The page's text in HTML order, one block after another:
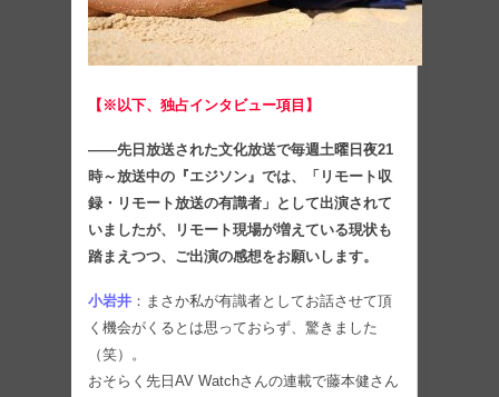
【※以下、独占インタビュー項目】
――先日放送された文化放送で毎週土曜日夜21
時～放送中の『エジソン』では、「リモート収
録・リモート放送の有識者」として出演されて
いましたが、リモート現場が増えている現状も
踏まえつつ、ご出演の感想をお願いします。
小岩井 ：まさか私が有識者としてお話させて頂
く機会がくるとは思っておらず、驚きました
（笑）。
おそらく先日AV Watchさんの連載で藤本健さん